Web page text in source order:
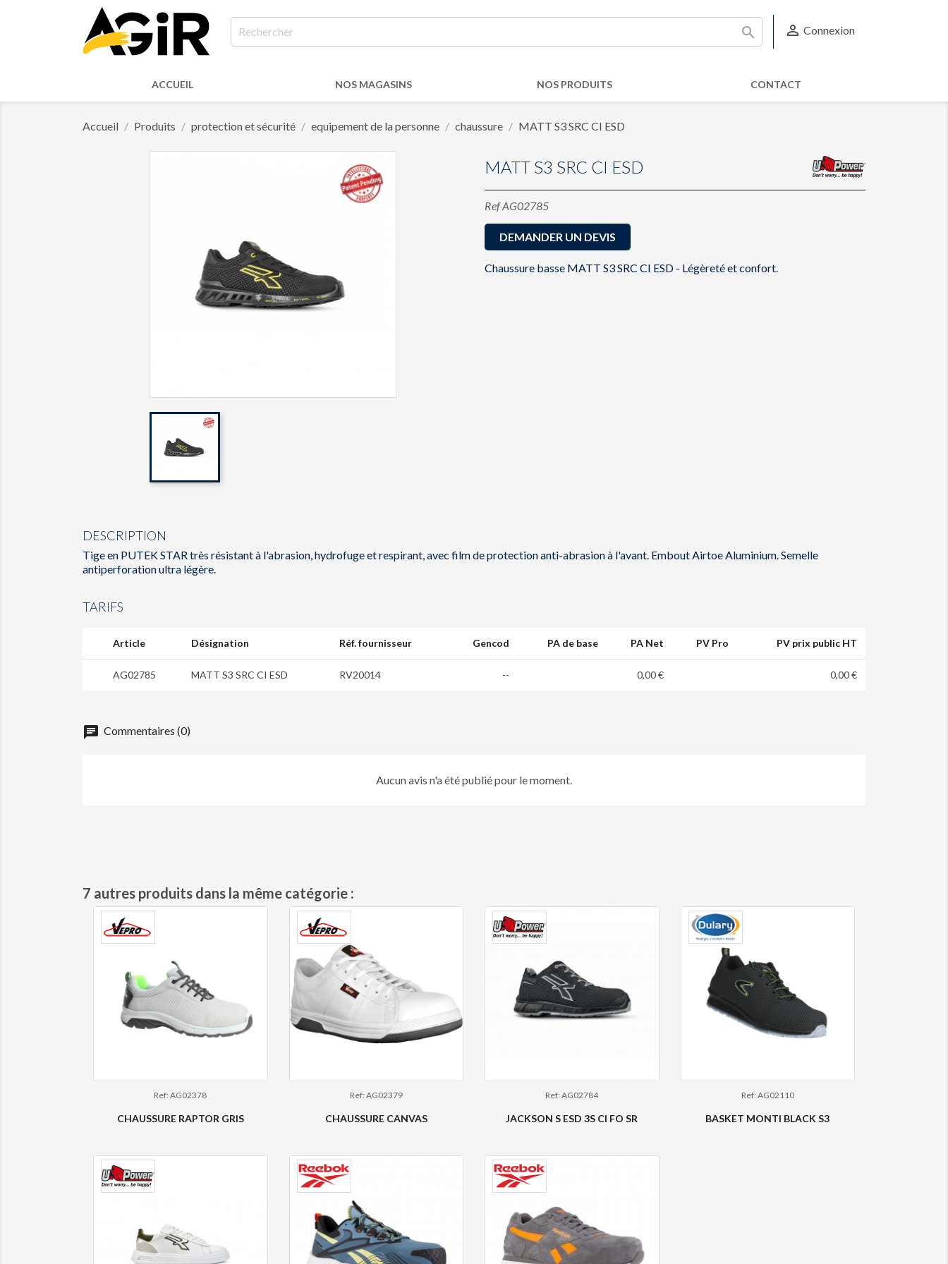
  Connexion
ACCUEIL NOS MAGASINS NOS PRODUITS CONTACT
Accueil Produits protection et sécurité equipement de la personne chaussure MATT S3 SRC CI ESD
MATT S3 SRC CI ESD
RefAG02785
DEMANDER UN DEVIS
Chaussure basse MATT S3 SRC CI ESD - Légèreté et confort.
DESCRIPTION
Tige en PUTEK STAR très résistant à l'abrasion, hydrofuge et respirant, avec film de protection anti-abrasion à l'avant. Embout Airtoe Aluminium. Semelle
antiperforation ultra légère.
TARIFS
Article Désignation Réf. fournisseur Gencod PA de base PA Net PV Pro PV prix public HT
AG02785 MATT S3 SRC CI ESD RV20014 -- 0,00 € 0,00 €
chat Commentaires (0)
Aucun avis n'a été publié pour le moment.
7 autres produits dans la même catégorie :
Ref: AG02378
CHAUSSURE RAPTOR GRIS
Ref: AG02379
CHAUSSURE CANVAS
Ref: AG02784
JACKSON S ESD 3S CI FO SR
Ref: AG02110
BASKET MONTI BLACK S3